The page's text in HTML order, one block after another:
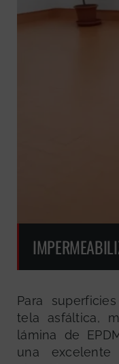
Para
tela asfáltica,
lámina de
una